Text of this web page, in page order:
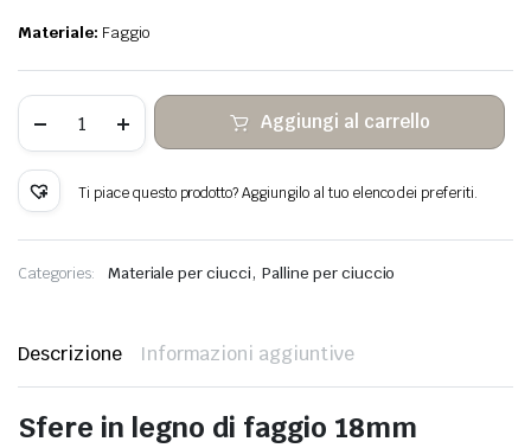
Materiale: Faggio
sfere
in
di
faggio
quantità
Aggiungi al carrello
Ti piace questo prodotto? Aggiungilo al tuo elenco dei preferiti.
Categories: Materiale per ciucci,Palline per ciuccio
Descrizione Informazioni aggiuntive
Sfere in legno di faggio 18mm